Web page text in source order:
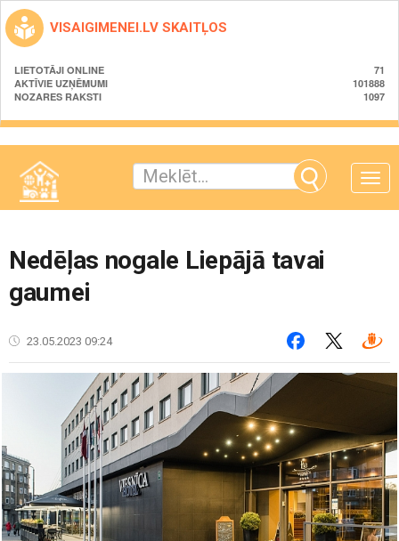
VISAIGIMENEI.LV SKAITĻOS
LIETOTĀJI ONLINE
71
AKTĪVIE UZŅĒMUMI
101888
NOZARES RAKSTI
1097
Toggle
Nedēļas nogale Liepājā tavai
gaumei
23.05.2023 09:24